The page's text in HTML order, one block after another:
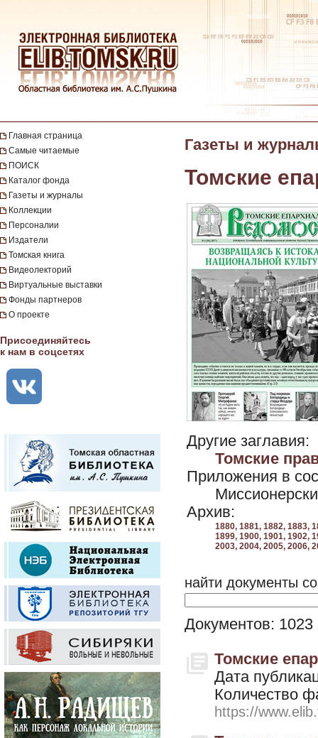
Главная страница
Самые читаемые
ПОИСК
Каталог фонда
Газеты и журналы
Коллекции
Персоналии
Издатели
Томская книга
Видеолекторий
Виртуальные выставки
Фонды партнеров
О проекте
Присоединяйтесь
к нам в соцсетях
Газеты и
Томские
Другие заглавия:
Томские
Приложения в
Архив:
1880, 1881, 1882, 1883,
1899, 1900, 1901, 1902,
2003, 2004, 2005, 2006,
найти документы
Документов: 1023
Томские
Дата
Количество
https://